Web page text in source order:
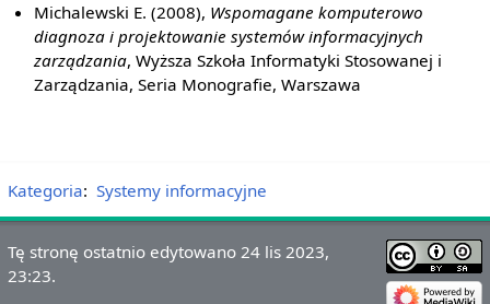
Michalewski E. (2008), Wspomagane komputerowo
diagnoza i projektowanie systemów informacyjnych
zarządzania, Wyższa Szkoła Informatyki Stosowanej i
Zarządzania, Seria Monografie, Warszawa
Kategoria: Systemy informacyjne
Tę stronę ostatnio edytowano 24 lis 2023,
23:23.